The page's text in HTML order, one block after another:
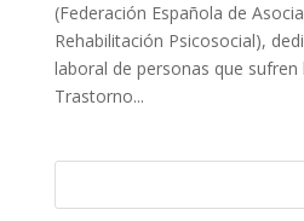
(Federación Española de
Rehabilitación Psicosocial),
laboral de personas que
Trastorno...